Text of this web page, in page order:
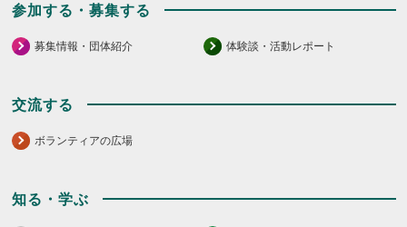
参加する・募集する
募集情報・団体紹介 体験談・活動レポート
交流する
ボランティアの広場
知る・学ぶ